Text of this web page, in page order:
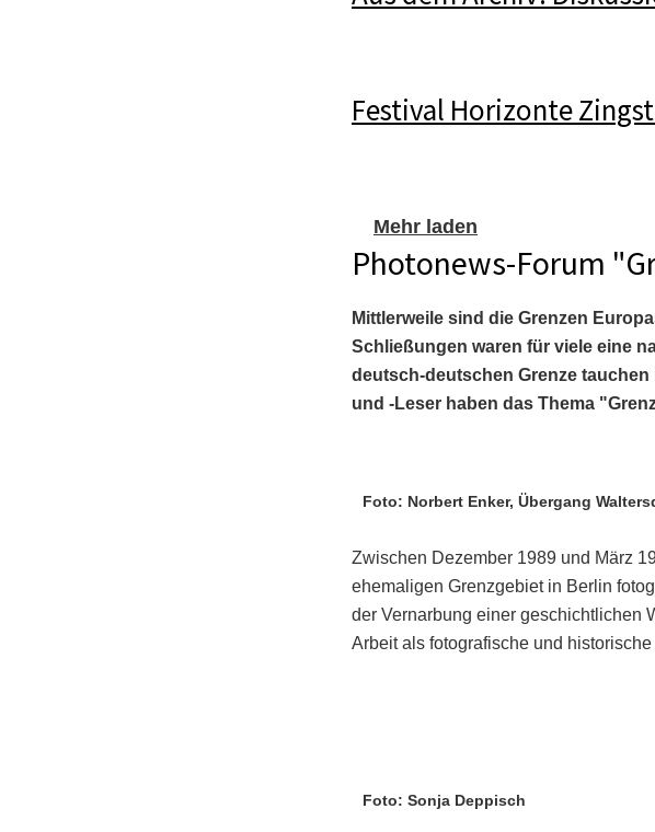
Festival Horizonte
Mehr laden
Photonews-Forum
Mittlerweile sind die Grenzen
Schließungen waren für viele eine
deutsch-deutschen Grenze
und -Leser haben das Thema
Foto: Norbert Enker, Übergang
Zwischen Dezember 1989 und März
ehemaligen Grenzgebiet in Berlin
der Vernarbung einer geschichtlichen
Arbeit als fotografische und
Foto: Sonja Deppisch